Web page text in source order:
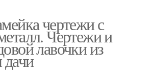
чертежи с
Чертежи и
лавочки из
дачи